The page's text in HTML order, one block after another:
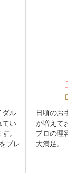
ダル
てい
。
プレ
日頃のお
が増えて
プロの理
大満足。